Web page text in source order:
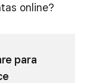
online?
para